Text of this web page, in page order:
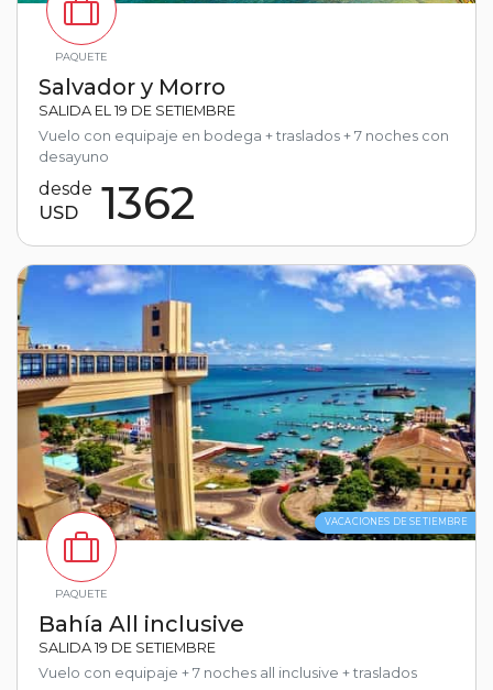
PAQUETE
Salvador y Morro
SALIDA EL 19 DE SETIEMBRE
Vuelo con equipaje en bodega + traslados + 7 noches con
desayuno
desde
USD
1362
PAQUETE
VACACIONES DE SETIEMBRE
Bahía All inclusive
SALIDA 19 DE SETIEMBRE
Vuelo con equipaje + 7 noches all inclusive + traslados